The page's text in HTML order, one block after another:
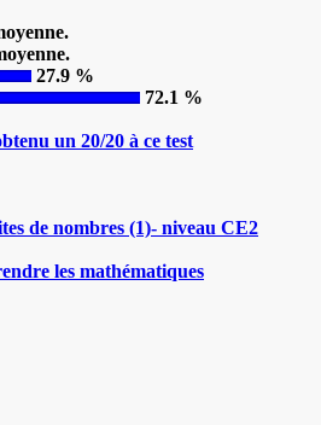
27.9 %
72.1 %
un 20/20 à ce test
de nombres (1)- niveau CE2
les mathématiques